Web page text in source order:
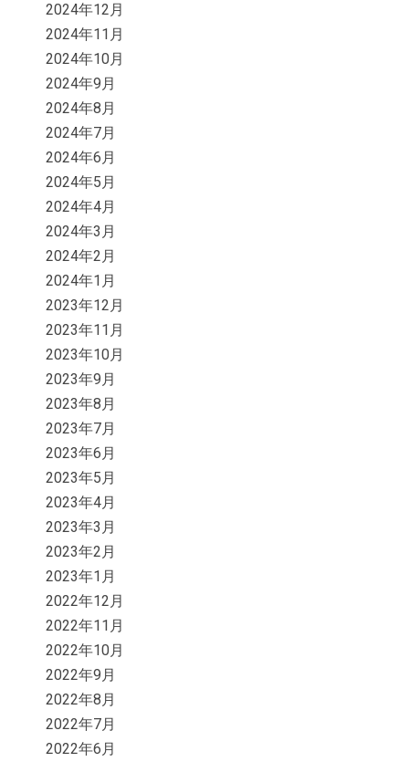
2024年12月
2024年11月
2024年10月
2024年9月
2024年8月
2024年7月
2024年6月
2024年5月
2024年4月
2024年3月
2024年2月
2024年1月
2023年12月
2023年11月
2023年10月
2023年9月
2023年8月
2023年7月
2023年6月
2023年5月
2023年4月
2023年3月
2023年2月
2023年1月
2022年12月
2022年11月
2022年10月
2022年9月
2022年8月
2022年7月
2022年6月